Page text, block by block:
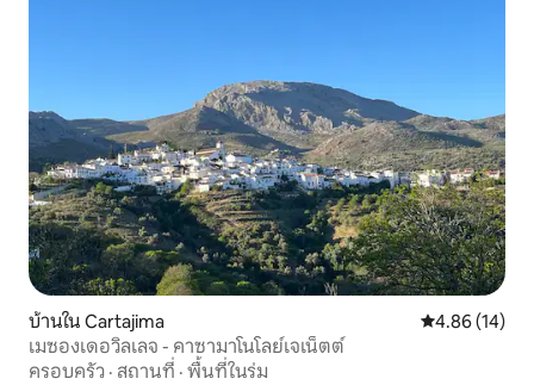
บ้านใน Cartajima คะแนนเฉลี่ย
4.86 (14)
เมซองเดอวิลเลจ - คาซามาโนโลย์เจเน็ตต์
ครอบครัว · สถานที่ · พื้นที่ในร่ม